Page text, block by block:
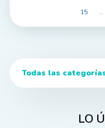
15 …
Todas las
LO